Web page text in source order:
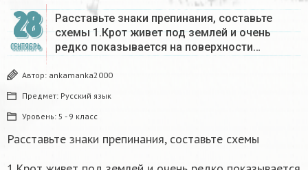
28
СЕНТЯБРЬ
Расставьте знаки препинания, составьте
схемы 1.Крот живет под землей и очень
редко показывается на поверхности…
Автор: ankamanka2000
Предмет: Русский язык
Уровень: 5 - 9 класс
Расставьте знаки препинания, составьте схемы